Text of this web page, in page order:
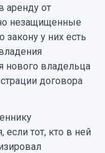
аренду от
незащищенные
закону у них есть
нового владельца
договора
тот, кто в ней